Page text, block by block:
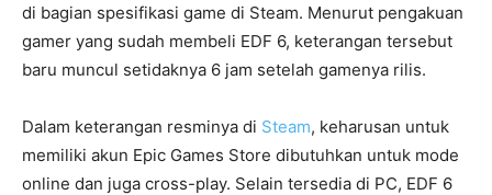
di bagian spesifikasi game di Steam. Menurut pengakuan
gamer yang sudah membeli EDF 6, keterangan tersebut
baru muncul setidaknya 6 jam setelah gamenya rilis.
Dalam keterangan resminya di Steam, keharusan untuk
memiliki akun Epic Games Store dibutuhkan untuk mode
online dan juga cross-play. Selain tersedia di PC, EDF 6